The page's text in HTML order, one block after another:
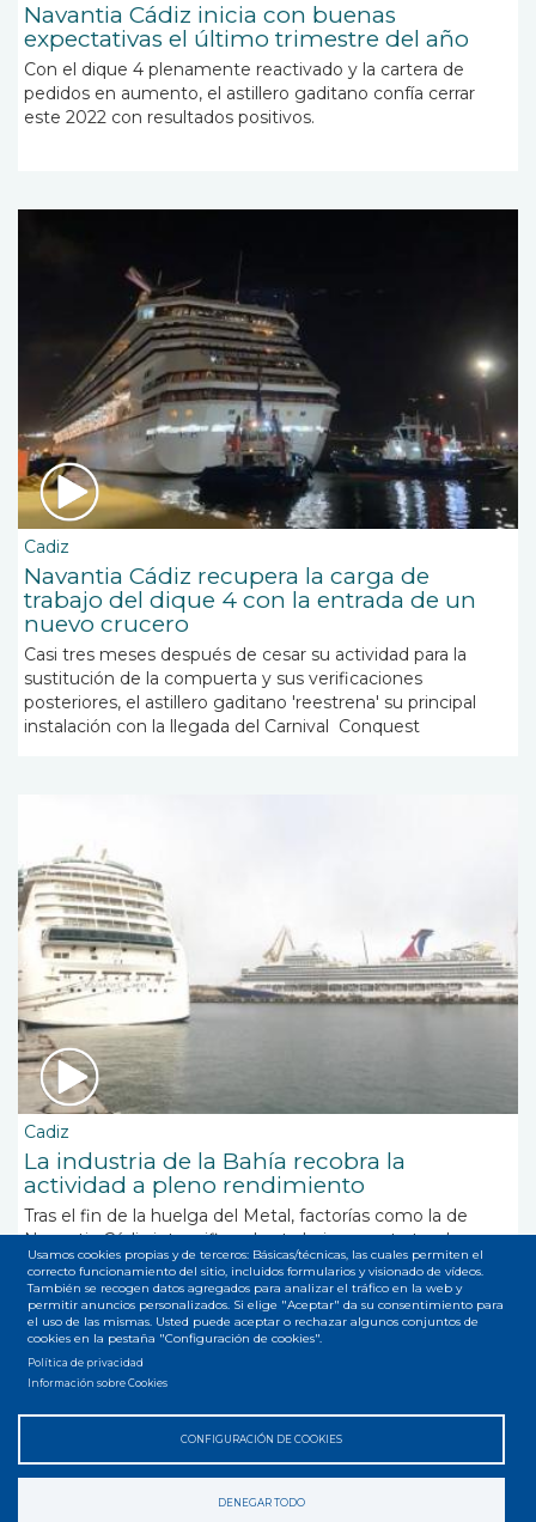
Navantia Cádiz inicia con buenas
expectativas el último trimestre del año
Con el dique 4 plenamente reactivado y la cartera de
pedidos en aumento, el astillero gaditano confía cerrar
este 2022 con resultados positivos.
Cadiz
Navantia Cádiz recupera la carga de
trabajo del dique 4 con la entrada de un
nuevo crucero
Casi tres meses después de cesar su actividad para la
sustitución de la compuerta y sus verificaciones
posteriores, el astillero gaditano 'reestrena' su principal
instalación con la llegada del Carnival Conquest
Cadiz
La industria de la Bahía recobra la
actividad a pleno rendimiento
Tras el fin de la huelga del Metal, factorías como la de
Navantia Cádiz intensifican los trabajos para tratar de
cumplir con los plazos previstos
Suscribirse a Astillero de Cádiz
Accesibilidad Privacidad Legal Cookies Mapa web
Usamos cookies propias y de terceros: Básicas/técnicas, las cuales permiten el
correcto funcionamiento del sitio, incluidos formularios y visionado de vídeos.
También se recogen datos agregados para analizar el tráfico en la web y
permitir anuncios personalizados. Si elige "Aceptar" da su consentimiento para
el uso de las mismas. Usted puede aceptar o rechazar algunos conjuntos de
cookies en la pestaña "Configuración de cookies".
Política de privacidad
Información sobre Cookies
CONFIGURACIÓN DE COOKIES
DENEGAR TODO